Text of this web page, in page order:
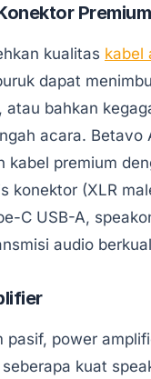
Premium
kualitas kabel
dapat
atau bahkan
acara. Betavo
kabel premium
konektor (XLR
C USB-A,
audio
pasif, power
kuat